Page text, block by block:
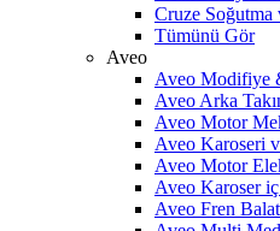
Cruze Soğutma
Tümünü Gör
Aveo
Aveo Modifiye
Aveo Arka
Aveo Motor
Aveo Karoseri
Aveo Motor
Aveo Karoser
Aveo Fren